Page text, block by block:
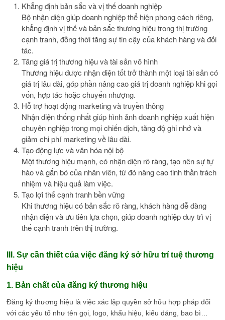
Khẳng định bản sắc và vị thế doanh nghiệp
Bộ nhận diện giúp doanh nghiệp thể hiện phong cách riêng,
khẳng định vị thế và bản sắc thương hiệu trong thị trường
cạnh tranh, đồng thời tăng sự tin cậy của khách hàng và đối
tác.
Tăng giá trị thương hiệu và tài sản vô hình
Thương hiệu được nhận diện tốt trở thành một loại tài sản có
giá trị lâu dài, góp phần nâng cao giá trị doanh nghiệp khi gọi
vốn, hợp tác hoặc chuyển nhượng.
Hỗ trợ hoạt động marketing và truyền thông
Nhận diện thống nhất giúp hình ảnh doanh nghiệp xuất hiện
chuyên nghiệp trong mọi chiến dịch, tăng độ ghi nhớ và
giảm chi phí marketing về lâu dài.
Tạo động lực và văn hóa nội bộ
Một thương hiệu mạnh, có nhận diện rõ ràng, tạo nên sự tự
hào và gắn bó của nhân viên, từ đó nâng cao tinh thần trách
nhiệm và hiệu quả làm việc.
Tạo lợi thế cạnh tranh bền vững
Khi thương hiệu có bản sắc rõ ràng, khách hàng dễ dàng
nhận diện và ưu tiên lựa chọn, giúp doanh nghiệp duy trì vị
thế cạnh tranh trên thị trường.
III. Sự cần thiết của việc đăng ký sở hữu trí tuệ thương
hiệu
1. Bản chất của đăng ký thương hiệu
Đăng ký thương hiệu là việc xác lập quyền sở hữu hợp pháp đối
với các yếu tố như tên gọi, logo, khẩu hiệu, kiểu dáng, bao bì…